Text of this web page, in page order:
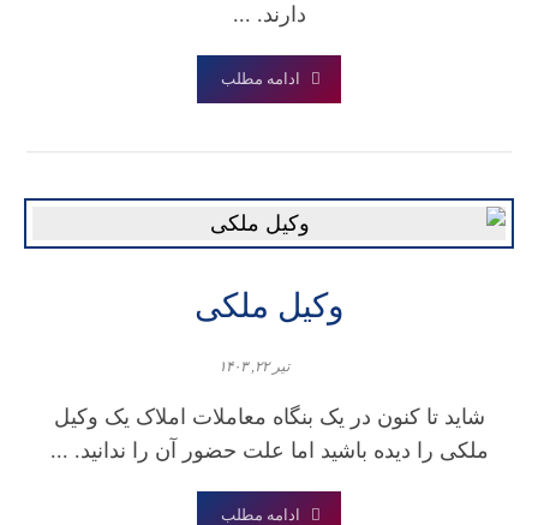
دارند. ...
ادامه مطلب
وکیل ملکی
تیر ۲۲, ۱۴۰۳
شاید تا کنون در یک بنگاه معاملات املاک یک وکیل
ملکی را دیده باشید اما علت حضور آن را ندانید. ...
ادامه مطلب